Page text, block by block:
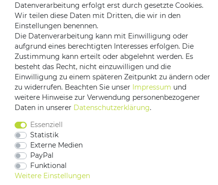
Versandpartner
Impressum Daten­schutz­erklärung
AGB
Datenverarbeitung erfolgt erst durch gesetzte Cookies.
Wir teilen diese Daten mit Dritten, die wir in den
Einstellungen benennen.
Die Datenverarbeitung kann mit Einwilligung oder
aufgrund eines berechtigten Interesses erfolgen. Die
Zustimmung kann erteilt oder abgelehnt werden. Es
besteht das Recht, nicht einzuwilligen und die
Einwilligung zu einem späteren Zeitpunkt zu ändern oder
zu widerrufen. Beachten Sie unser Impressum und
weitere Hinweise zur Verwendung personenbezogener
Daten in unserer Daten­schutz­erklärung.
Essenziell
Statistik
Externe Medien
PayPal
Funktional
Weitere Einstellungen